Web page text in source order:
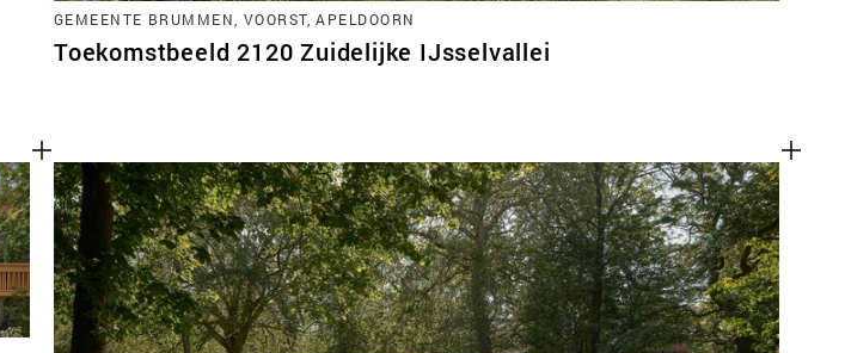
GEMEENTE BRUMMEN, VOORST, APELDOORN
Toekomstbeeld 2120 Zuidelijke IJsselvallei